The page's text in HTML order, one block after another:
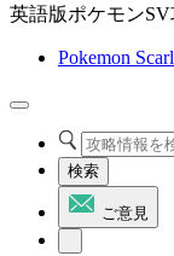
英語版ポケモンSV
Pokemon
検索
ご意見